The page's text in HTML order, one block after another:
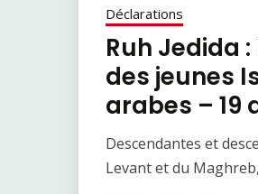
Déclarations
Ruh Jedida
des jeunes
arabes – 19
Descendantes et
Levant et du